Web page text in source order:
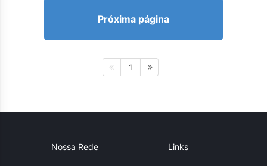
Próxima página
1
Nossa Rede Links